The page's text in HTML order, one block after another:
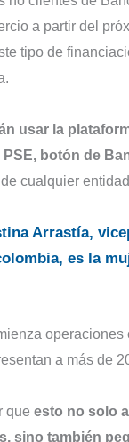
a partir del
tipo de
usar la
botón de
de cualquier
Arrastía,
es la
operaciones
a más de
que esto no solo
sino también